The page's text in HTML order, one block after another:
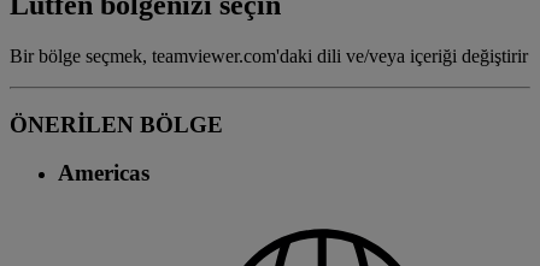
Bir bölge seçmek, teamviewer.com'daki dili ve/veya içeriği değiştirir
ÖNERİLEN BÖLGE
Americas